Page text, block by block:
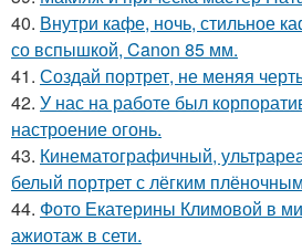
40. Внутри кафе, ночь, стильное
со вспышкой, Canon 85 мм.
41. Создай портрет, не меняя
42. У нас на работе был
настроение огонь.
43. Кинематографичный,
белый портрет с лёгким
44. Фото Екатерины Климовой в
ажиотаж в сети.